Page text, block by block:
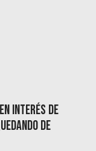
interés de
de